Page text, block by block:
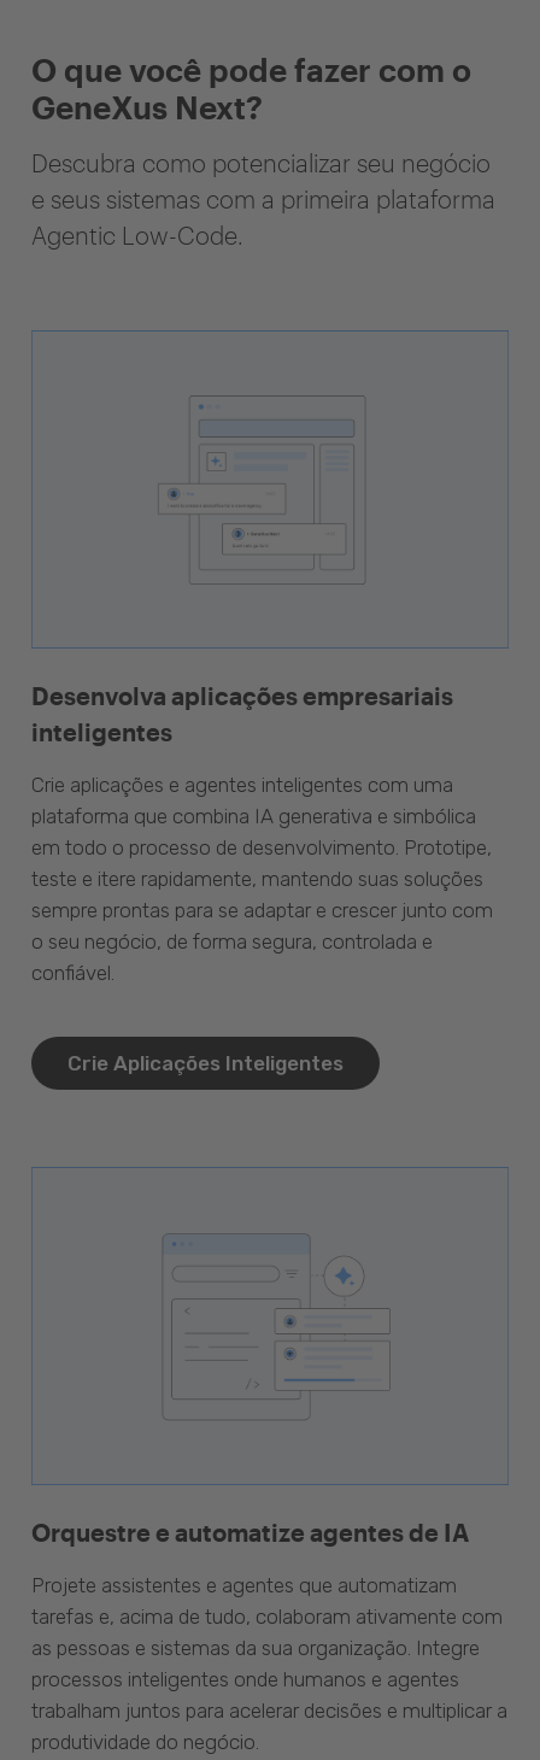
O que você pode fazer com o
GeneXus Next?
Descubra como potencializar seu negócio
e seus sistemas com a primeira plataforma
Agentic Low-Code.
Desenvolva aplicações empresariais
inteligentes
Crie aplicações e agentes inteligentes com uma
plataforma que combina IA generativa e simbólica
em todo o processo de desenvolvimento. Prototipe,
teste e itere rapidamente, mantendo suas soluções
sempre prontas para se adaptar e crescer junto com
o seu negócio, de forma segura, controlada e
confiável.
Crie Aplicações Inteligentes
Orquestre e automatize agentes de IA
Projete assistentes e agentes que automatizam
tarefas e, acima de tudo, colaboram ativamente com
as pessoas e sistemas da sua organização. Integre
processos inteligentes onde humanos e agentes
trabalham juntos para acelerar decisões e multiplicar a
produtividade do negócio.